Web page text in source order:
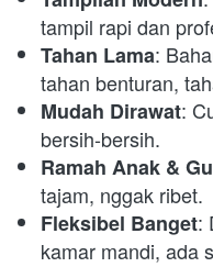
tampil rapi dan
Tahan Lama:
tahan benturan,
Mudah Dirawat:
bersih-bersih.
Ramah Anak &
tajam, nggak ribet.
Fleksibel Banget:
kamar mandi, ada